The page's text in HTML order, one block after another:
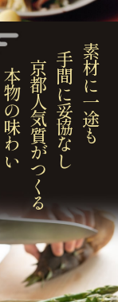
素材に一途も
手間に妥協なし
京都人気質がつくる
本物の味わい